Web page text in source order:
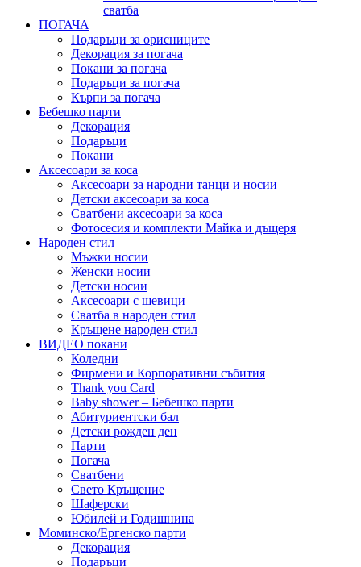
сватба
ПОГАЧА
Подаръци за орисниците
Декорация за погача
Покани за погача
Подаръци за погача
Кърпи за погача
Бебешко парти
Декорация
Подаръци
Покани
Аксесоари за коса
Аксесоари за народни танци и носии
Детски аксесоари за коса
Сватбени аксесоари за коса
Фотосесия и комплекти Майка и дъщеря
Народен стил
Мъжки носии
Женски носии
Детски носии
Аксесоари с шевици
Сватба в народен стил
Кръщене народен стил
ВИДЕО покани
Коледни
Фирмени и Корпоративни събития
Thank you Card
Baby shower – Бебешко парти
Абитуриентски бал
Детски рожден ден
Парти
Погача
Сватбени
Свето Кръщение
Шаферски
Юбилей и Годишнина
Моминско/Ергенско парти
Декорация
Подаръци